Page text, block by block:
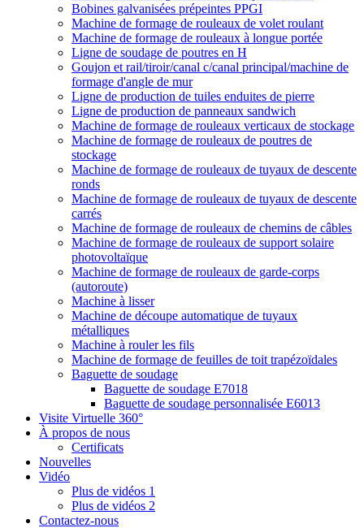
Bobines galvanisées prépeintes PPGI
Machine de formage de rouleaux de volet roulant
Machine de formage de rouleaux à longue portée
Ligne de soudage de poutres en H
Goujon et rail/tiroir/canal c/canal principal/machine de
formage d'angle de mur
Ligne de production de tuiles enduites de pierre
Ligne de production de panneaux sandwich
Machine de formage de rouleaux verticaux de stockage
Machine de formage de rouleaux de poutres de
stockage
Machine de formage de rouleaux de tuyaux de descente
ronds
Machine de formage de rouleaux de tuyaux de descente
carrés
Machine de formage de rouleaux de chemins de câbles
Machine de formage de rouleaux de support solaire
photovoltaïque
Machine de formage de rouleaux de garde-corps
(autoroute)
Machine à lisser
Machine de découpe automatique de tuyaux
métalliques
Machine à rouler les fils
Machine de formage de feuilles de toit trapézoïdales
Baguette de soudage
Baguette de soudage E7018
Baguette de soudage personnalisée E6013
Visite Virtuelle 360°
À propos de nous
Certificats
Nouvelles
Vidéo
Plus de vidéos 1
Plus de vidéos 2
Contactez-nous